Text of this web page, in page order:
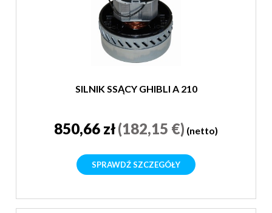
SILNIK SSĄCY GHIBLI A 210
850,66 zł(182,15 €) (netto)
SPRAWDŹ SZCZEGÓŁY